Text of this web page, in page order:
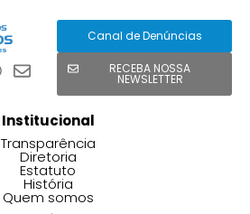
Canal de Denúncias
RECEBA NOSSA
NEWSLETTER
Institucional
Transparência
Diretoria
Estatuto
História
Quem somos